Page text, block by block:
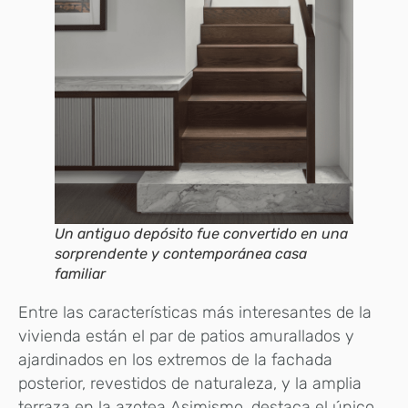
Un antiguo depósito fue convertido en una
sorprendente y contemporánea casa
familiar
Entre las características más interesantes de la
vivienda están el par de patios amurallados y
ajardinados en los extremos de la fachada
posterior, revestidos de naturaleza, y la amplia